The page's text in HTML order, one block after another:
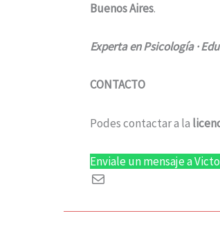
Buenos Aires.
Experta en Psicología ·
CONTACTO
Podes contactar a la
Enviale un mensaje a